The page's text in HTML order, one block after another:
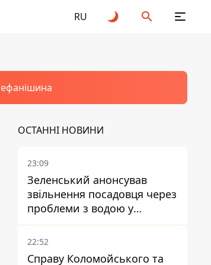
RU
ОСТАННІ НОВИНИ
23:09
Зеленський анонсував
звільнення посадовця через
проблеми з водою у
Марганці
22:52
Справу Коломойського та